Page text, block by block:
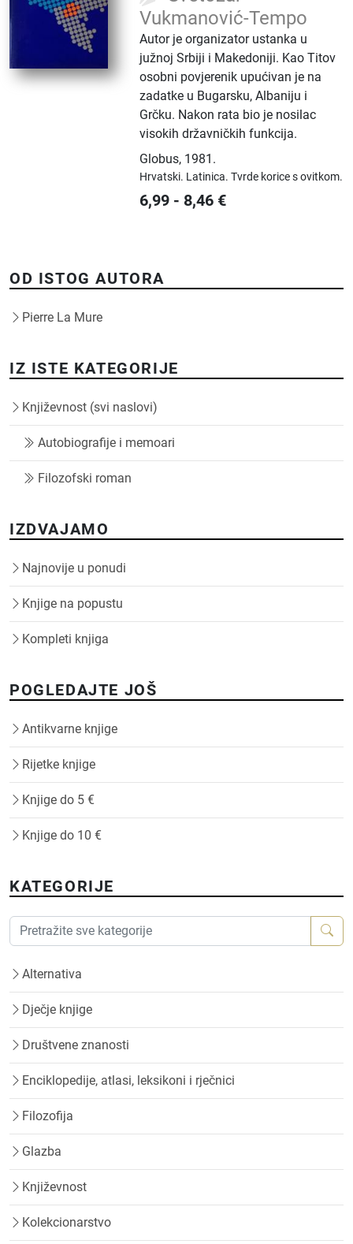
Vukmanović-Tempo
Autor je organizator ustanka u
južnoj Srbiji i Makedoniji. Kao Titov
osobni povjerenik upućivan je na
zadatke u Bugarsku, Albaniju i
Grčku. Nakon rata bio je nosilac
visokih državničkih funkcija.
Globus, 1981.
Hrvatski. Latinica.Tvrde korice s ovitkom.
6,99 - 8,46 €
OD ISTOG AUTORA
Pierre La Mure
IZ ISTE KATEGORIJE
Književnost (svi naslovi)
Autobiografije i memoari
Filozofski roman
IZDVAJAMO
Najnovije u ponudi
Knjige na popustu
Kompleti knjiga
POGLEDAJTE JOŠ
Antikvarne knjige
Rijetke knjige
Knjige do 5 €
Knjige do 10 €
KATEGORIJE
Alternativa
Dječje knjige
Društvene znanosti
Enciklopedije, atlasi, leksikoni i rječnici
Filozofija
Glazba
Književnost
Kolekcionarstvo